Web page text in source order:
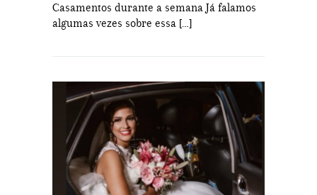
Casamentos durante a semana Já falamos
algumas vezes sobre essa […]